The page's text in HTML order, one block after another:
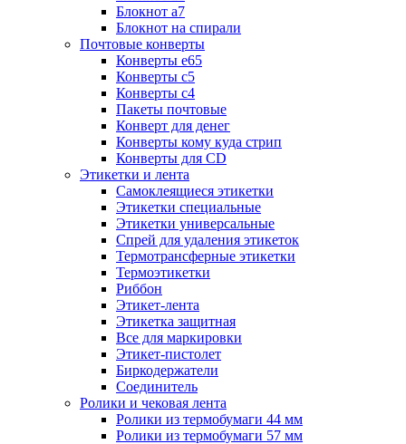
Блокнот а7
Блокнот на спирали
Почтовые конверты
Конверты е65
Конверты с5
Конверты с4
Пакеты почтовые
Конверт для денег
Конверты кому куда стрип
Конверты для CD
Этикетки и лента
Самоклеящиеся этикетки
Этикетки специальные
Этикетки универсальные
Спрей для удаления этикеток
Термотрансферные этикетки
Термоэтикетки
Риббон
Этикет-лента
Этикетка защитная
Все для маркировки
Этикет-пистолет
Биркодержатели
Соединитель
Ролики и чековая лента
Ролики из термобумаги 44 мм
Ролики из термобумаги 57 мм